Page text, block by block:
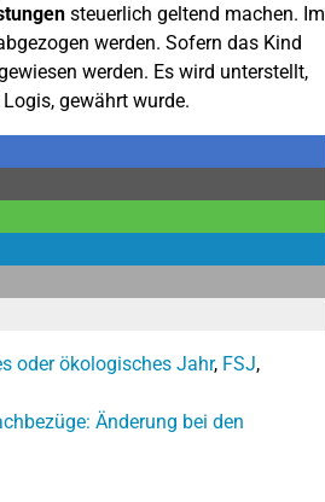
steuerlich geltend machen. Im
werden. Sofern das Kind
werden. Es wird unterstellt,
gewährt wurde.
oder ökologisches Jahr, FSJ,
Änderung bei den